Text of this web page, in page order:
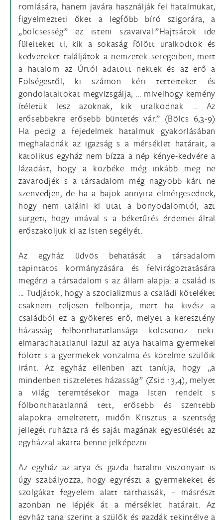
romlására, hanem javára használják fel hatalmukat,
figyelmezteti őket a legfőbb bíró szigorára, a
„bölcsesség” ez isteni szavaival:”Hajtsátok ide
füleiteket ti, kik a sokaság fölött uralkodtok és
kedveteket találjátok a nemzetek seregeiben; mert
a hatalom az Úrtól adatott nektek és az erő a
Fölségestől, ki számon kéri tetteiteket és
gondolataitokat megvizsgálja, ... mivelhogy kemény
ítéletük lesz azoknak, kik uralkodnak ... Az
erősebbekre erősebb büntetés vár.” (Bölcs 6,3-9)
Ha pedig a fejedelmek hatalmuk gyakorlásában
meghaladnák az igazság s a mérséklet határait, a
katolikus egyház nem bízza a nép kénye-kedvére a
lázadást, hogy a közbéke még inkább meg ne
zavarodjék s a társadalom még nagyobb kárt ne
szenvedjen; de ha a bajok annyira elmérgesednek,
hogy nem találni ki utat a bonyodalomtól, azt
sürgeti, hogy imával s a béketűrés érdemei által
erőszakoljuk ki az Isten segélyét.
Az egyház üdvös behatását a társadalom
tapintatos kormányzására és felvirágoztatására
megérzi a társadalom s az állam alapja: a család is
... Tudjátok, hogy a szocializmus a családi köteléket
csaknem teljesen felbontja; mert ha kivész a
családból ez a gyökeres erő, melyet a keresztény
házasság felbonthatatlansága kölcsönöz neki:
elmaradhatatlanul lazul az atya hatalma gyermekei
fölött s a gyermekek vonzalma és kötelme szülőik
iránt. Az egyház ellenben azt tanítja, hogy „a
mindenben tiszteletes házasság” (Zsid 13,4), melyet
a világ teremtésekor maga Isten rendelt s
fölbonthatatlanná tett, erősebb és szentebb
alapokra emeltetett, midőn Krisztus a szentség
jellegét ruházta rá és saját magának egyesülését az
egyházzal akarta benne jelképezni.
Az egyház az atya és gazda hatalmi viszonyait is
úgy szabályozza, hogy egyrészt a gyermekeket és
szolgákat fegyelem alatt tarthassák, – másrészt
azonban ne lépjék át a mérséklet határait. Az
egyház tana szerint a szülők és gazdák tekintélye a